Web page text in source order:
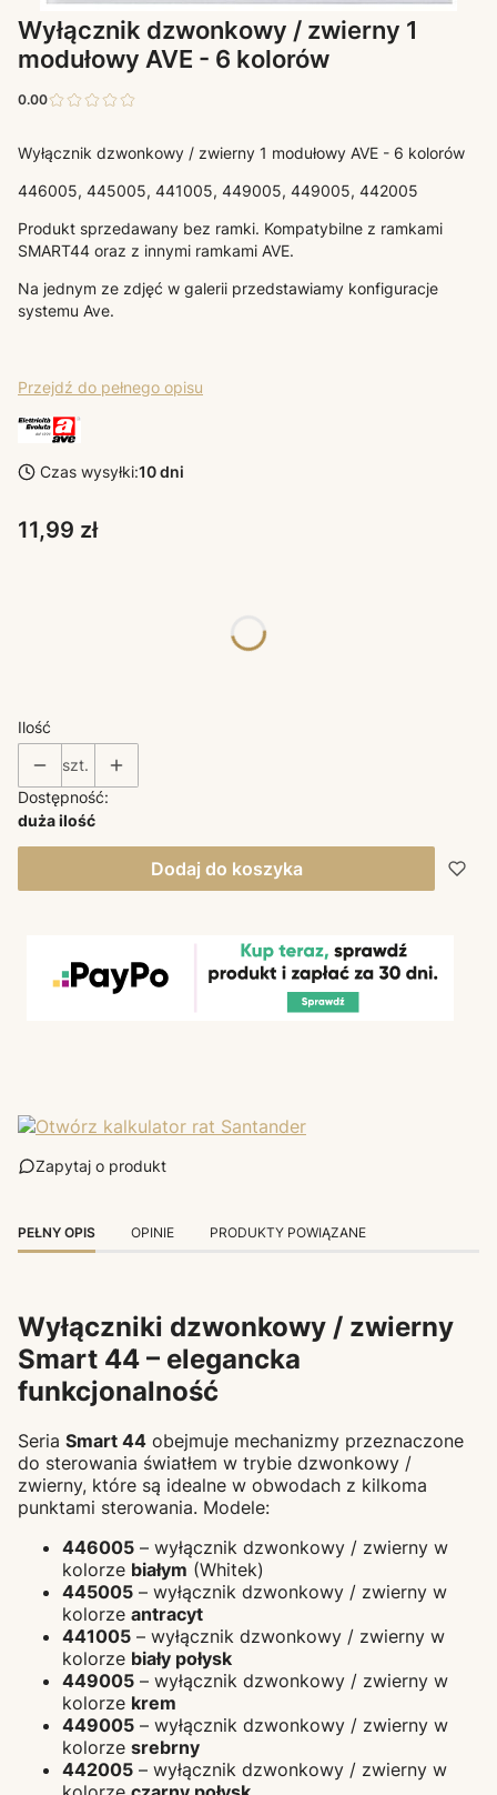
Wyłącznik dzwonkowy / zwierny 1
modułowy AVE - 6 kolorów
0.00
Wyłącznik dzwonkowy / zwierny 1 modułowy AVE - 6 kolorów
446005, 445005, 441005, 449005, 449005, 442005
Produkt sprzedawany bez ramki. Kompatybilne z ramkami
SMART44 oraz z innymi ramkami AVE.
Na jednym ze zdjęć w galerii przedstawiamy konfiguracje
systemu Ave.
Przejdź do pełnego opisu
Czas wysyłki:10 dni
Cena
11,99 zł
Ilość
szt.
Dostępność:
duża ilość
Dodaj do koszyka
Zapytaj o produkt
PEŁNY OPIS OPINIE PRODUKTY POWIĄZANE
Wyłączniki dzwonkowy / zwierny
Smart 44 – elegancka
funkcjonalność
Seria Smart 44 obejmuje mechanizmy przeznaczone
do sterowania światłem w trybie dzwonkowy /
zwierny, które są idealne w obwodach z kilkoma
punktami sterowania. Modele:
446005 – wyłącznik dzwonkowy / zwierny w
kolorze białym (Whitek)
445005 – wyłącznik dzwonkowy / zwierny w
kolorze antracyt
441005 – wyłącznik dzwonkowy / zwierny w
kolorze biały połysk
449005 – wyłącznik dzwonkowy / zwierny w
kolorze krem
449005 – wyłącznik dzwonkowy / zwierny w
kolorze srebrny
442005 – wyłącznik dzwonkowy / zwierny w